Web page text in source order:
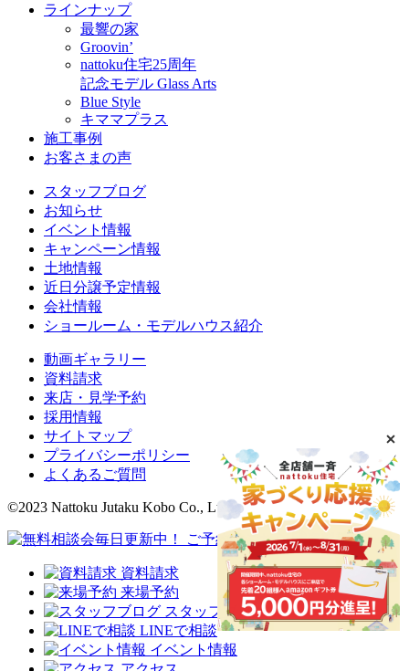
ラインナップ
最響の家
Groovin’
nattoku住宅25周年
記念モデル Glass Arts
Blue Style
キママプラス
施工事例
お客さまの声
スタッフブログ
お知らせ
イベント情報
キャンペーン情報
土地情報
近日分譲予定情報
会社情報
ショールーム・モデルハウス紹介
動画ギャラリー
資料請求
来店・見学予約
採用情報
サイトマップ
プライバシーポリシー
よくあるご質問
©2023 Nattoku Jutaku Kobo Co., Ltd.
資料請求
来場予約
スタッフブログ
LINEで相談
イベント情報